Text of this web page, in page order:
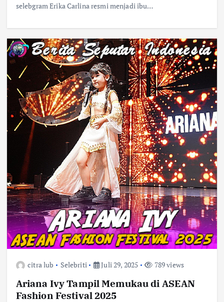
selebgram Erika Carlina resmi menjadi ibu…
citra lub Selebriti Juli 29, 2025 789 views
Ariana Ivy Tampil Memukau di ASEAN
Fashion Festival 2025